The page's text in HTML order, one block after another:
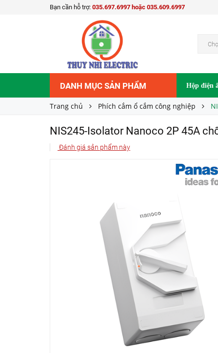
Bạn cần hỗ trợ: 035.697.6997 hoặc 035.609.6997
DANH MỤC SẢN PHẨM Hộp điện
Trang chủ Phích cắm ổ cắm công nghiệp
NIS245-Isolator Nanoco 2P 45A
Đánh giá sản phẩm này
NIS245-Isolator Nanoco 2P 45A chống nước
Giá bán: 315.000₫